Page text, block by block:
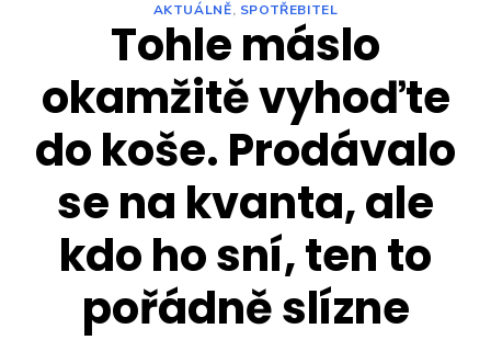
AKTUÁLNĚ, SPOTŘEBITEL
Tohle máslo
okamžitě vyhoďte
do koše. Prodávalo
se na kvanta, ale
kdo ho sní, ten to
pořádně slízne